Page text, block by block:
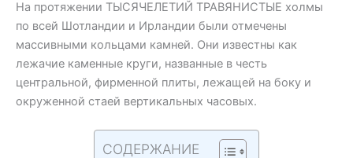
На протяжении ТЫСЯЧЕЛЕТИЙ ТРАВЯНИСТЫЕ холмы
по всей Шотландии и Ирландии были отмечены
массивными кольцами камней. Они известны как
лежачие каменные круги, названные в честь
центральной, фирменной плиты, лежащей на боку и
окруженной стаей вертикальных часовых.
СОДЕРЖАНИЕ